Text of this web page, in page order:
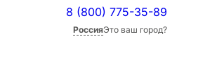
8 (800) 775-35-89
РоссияЭто ваш город?